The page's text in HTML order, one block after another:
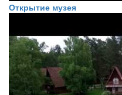
Открытие музея